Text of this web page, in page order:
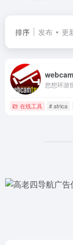
排序 发布 更
在线工具 # africa